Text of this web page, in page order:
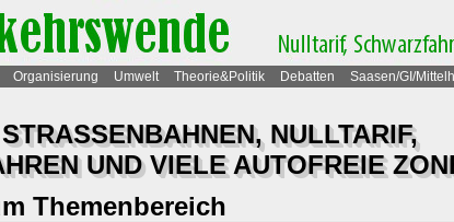
Organisierung Umwelt Theorie&Politik Debatten Saasen/GI/
NULLTARIF,
UND VIELE AUTOFREIE
Themenbereich